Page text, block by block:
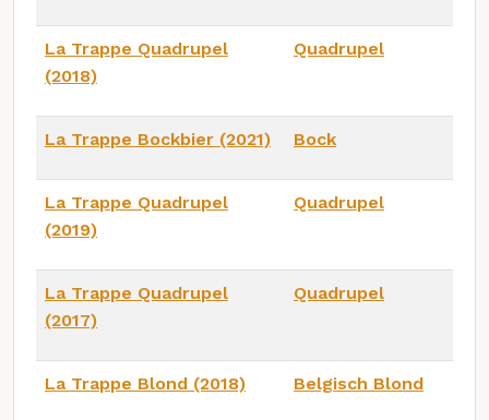
La Trappe Quadrupel
(2018)
Quadrupel
La Trappe Bockbier (2021) Bock
La Trappe Quadrupel
(2019)
Quadrupel
La Trappe Quadrupel
(2017)
Quadrupel
La Trappe Blond (2018) Belgisch Blond